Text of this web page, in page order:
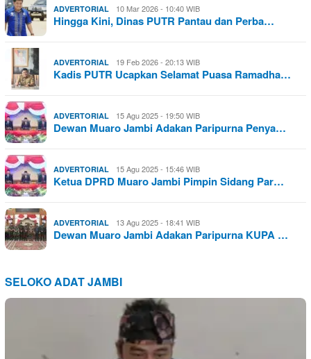
ADVERTORIAL 10 Mar 2026 - 10:40 WIB
Hingga Kini, Dinas PUTR Pantau dan Perba…
ADVERTORIAL 19 Feb 2026 - 20:13 WIB
Kadis PUTR Ucapkan Selamat Puasa Ramadha…
ADVERTORIAL 15 Agu 2025 - 19:50 WIB
Dewan Muaro Jambi Adakan Paripurna Penya…
ADVERTORIAL 15 Agu 2025 - 15:46 WIB
Ketua DPRD Muaro Jambi Pimpin Sidang Par…
ADVERTORIAL 13 Agu 2025 - 18:41 WIB
Dewan Muaro Jambi Adakan Paripurna KUPA …
SELOKO ADAT JAMBI